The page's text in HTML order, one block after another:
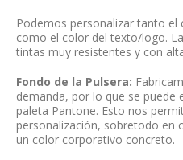
de la
person
alizació
n como
Sergio,
que
haga
Podemos personalizar tanto el
como el color del texto/logo.
tintas muy resistentes y con
Fondo de la Pulsera:
demanda, por lo que se puede
paleta Pantone. Esto nos
personalización, sobretodo en
un color corporativo concreto.